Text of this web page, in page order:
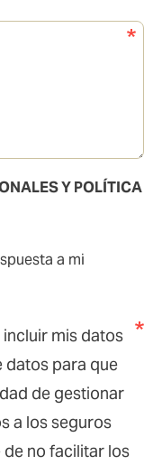
Y POLÍTICA
a mi
incluir mis datos
datos para que
de gestionar
a los seguros
no facilitar los